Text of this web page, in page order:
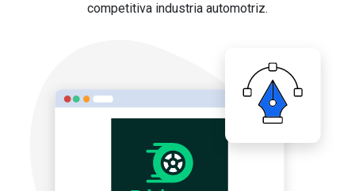
competitiva industria automotriz.